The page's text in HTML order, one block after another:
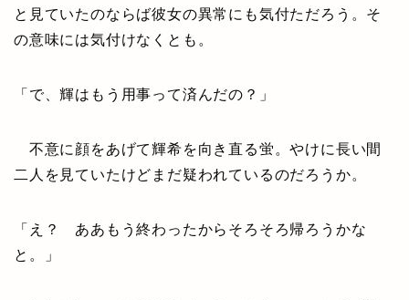
と見ていたのならば彼女の異常にも気付ただろう。そ
の意味には気付けなくとも。
「で、輝はもう用事って済んだの？」
不意に顔をあげて輝希を向き直る蛍。やけに長い間
二人を見ていたけどまだ疑われているのだろうか。
「え？ ああもう終わったからそろそろ帰ろうかな
と。」